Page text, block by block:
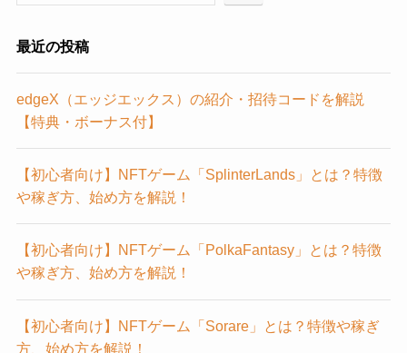
最近の投稿
edgeX（エッジエックス）の紹介・招待コードを解説
【特典・ボーナス付】
【初心者向け】NFTゲーム「SplinterLands」とは？特徴
や稼ぎ方、始め方を解説！
【初心者向け】NFTゲーム「PolkaFantasy」とは？特徴
や稼ぎ方、始め方を解説！
【初心者向け】NFTゲーム「Sorare」とは？特徴や稼ぎ
方、始め方を解説！